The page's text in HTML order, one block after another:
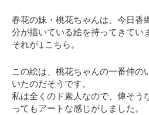
春花の妹・桃花ちゃんは、今日香
分が描いている絵を持ってきてい
それが↓こちら。
この絵は、桃花ちゃんの一番仲の
いたのだそうです。
私は全くのド素人なので、偉そう
ってもアートな感じがしました。